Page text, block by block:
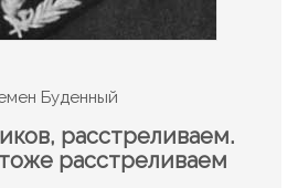
Буденный
расстреливаем.
расстреливаем